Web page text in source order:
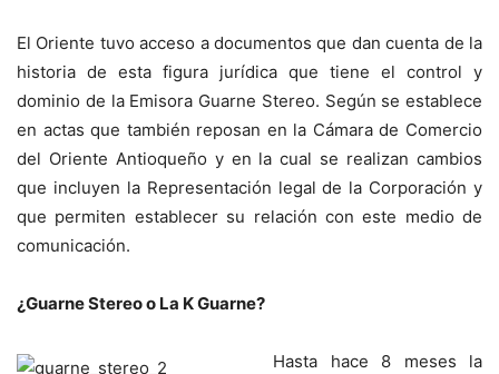
El Oriente tuvo acceso a documentos que dan cuenta de la
historia de esta figura jurídica que tiene el control y
dominio de la Emisora Guarne Stereo. Según se establece
en actas que también reposan en la Cámara de Comercio
del Oriente Antioqueño y en la cual se realizan cambios
que incluyen la Representación legal de la Corporación y
que permiten establecer su relación con este medio de
comunicación.
¿Guarne Stereo o La K Guarne?
Hasta hace 8 meses la